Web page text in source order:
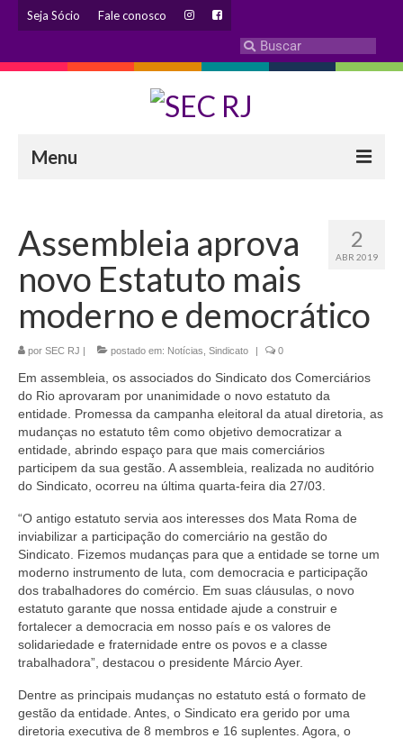
Seja Sócio Fale conosco
Menu
Eleição 2024 – Comissão Eleitoral
Histórico
Diretoria
Estatuto
Atendimentos
Coletivo Margaridas
Coletivo de Igualdade Racial
SERVIÇOS
Acordos e convenções
Cadastro de empresa
Homologações
Jurídico
Declarações
2
ABR 2019
Assembleia aprova
novo Estatuto mais
moderno e democrático
por SEC RJ | postado em: Notícias Sindicato | 0
Em assembleia, os associados do Sindicato dos Comerciários
do Rio aprovaram por unanimidade o novo estatuto da
entidade. Promessa da campanha eleitoral da atual diretoria, as
mudanças no estatuto têm como objetivo democratizar a
entidade, abrindo espaço para que mais comerciários
participem da sua gestão. A assembleia, realizada no auditório
do Sindicato, ocorreu na última quarta-feira dia 27/03.
“O antigo estatuto servia aos interesses dos Mata Roma de
inviabilizar a participação do comerciário na gestão do
Sindicato. Fizemos mudanças para que a entidade se torne um
moderno instrumento de luta, com democracia e participação
dos trabalhadores do comércio. Em suas cláusulas, o novo
estatuto garante que nossa entidade ajude a construir e
fortalecer a democracia em nosso país e os valores de
solidariedade e fraternidade entre os povos e a classe
trabalhadora”, destacou o presidente Márcio Ayer.
Dentre as principais mudanças no estatuto está o formato de
gestão da entidade. Antes, o Sindicato era gerido por uma
diretoria executiva de 8 membros e 16 suplentes. Agora, o